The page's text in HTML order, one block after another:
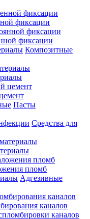
фиксации
фиксации
Композитные
Пасты
Средства для
пломб
Адгезивные
каналов